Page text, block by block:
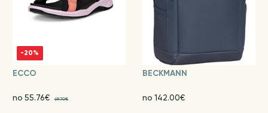
-20%
ECCO
no 55.76€ 69.70€
BECKMANN
no 142.00€